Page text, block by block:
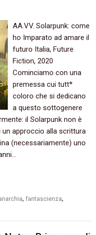
AA.VV. Solarpunk: come
ho Imparato ad amare il
futuro Italia, Future
Fiction, 2020
Cominciamo con una
premessa cui tutt*
coloro che si dedicano
a questo sottogenere
il Solarpunk non è
un approccio alla scrittura
(necessariamente) uno
,fantascienza,